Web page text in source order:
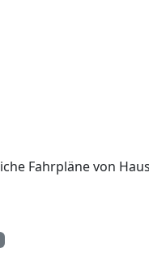
Fahrpläne von